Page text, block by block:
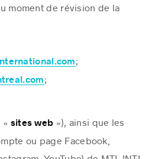
réussite
moment de révision de la
;
;
« sites web »), ainsi que les
ou page Facebook,